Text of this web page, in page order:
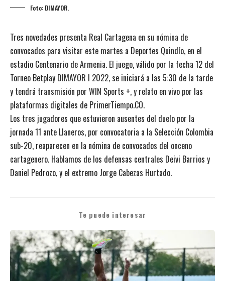
Foto: DIMAYOR.
Tres novedades presenta Real Cartagena en su nómina de
convocados para visitar este martes a Deportes Quindío, en el
estadio Centenario de Armenia. El juego, válido por la fecha 12 del
Torneo Betplay DIMAYOR I 2022, se iniciará a las 5:30 de la tarde
y tendrá transmisión por WIN Sports +, y relato en vivo por las
plataformas digitales de PrimerTiempo.CO.
Los tres jugadores que estuvieron ausentes del duelo por la
jornada 11 ante Llaneros, por convocatoria a la Selección Colombia
sub-20, reaparecen en la nómina de convocados del onceno
cartagenero. Hablamos de los defensas centrales Deivi Barrios y
Daniel Pedrozo, y el extremo Jorge Cabezas Hurtado.
Te puede interesar